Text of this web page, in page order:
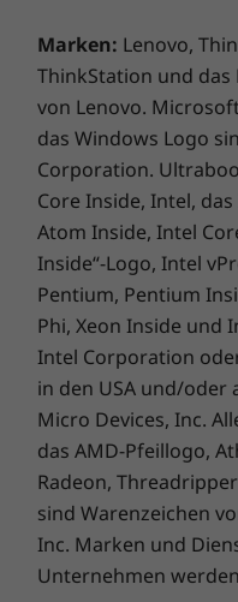
Biometrie sorgt
dem ThinkBook
An/Aus-
Kamera
umfassende Suite
trägt weiter
umfassend
das dTPM 2.0
X-Rite®Colour Assistant
Lieferumfang
ThinkBook 16p Gen 4
230-W-Netzteil
Quick Start-Handbuch
Marken: Lenovo,
ThinkStation und
von Lenovo.
das Windows Logo
Corporation.
Core Inside, Intel,
Atom Inside, Intel
Inside“-Logo, Intel
Pentium, Pentium
Phi, Xeon Inside und
Intel Corporation
in den USA und/oder
Micro Devices, Inc.
das AMD-Pfeillogo,
Radeon,
sind Warenzeichen
Inc. Marken und
Unternehmen